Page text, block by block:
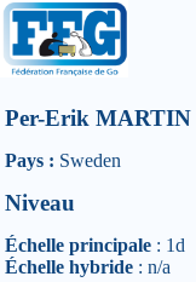
Per-Erik MARTIN
Pays : Sweden
Niveau
Échelle principale : 1d
Échelle hybride : n/a